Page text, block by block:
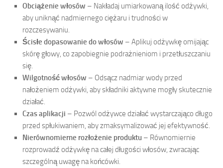
Obciążenie włosów – Nakładaj umiarkowaną ilość odżywki,
aby uniknąć nadmiernego ciężaru i trudności w
rozczesywaniu.
Ścisłe dopasowanie do włosów – Aplikuj odżywkę omijając
skórę głowy, co zapobiegnie podrażnieniom i przetłuszczaniu
się.
Wilgotność włosów – Odsącz nadmiar wody przed
nałożeniem odżywki, aby składniki aktywne mogły skutecznie
działać.
Czas aplikacji – Pozwól odżywce działać wystarczająco długo
przed spłukiwaniem, aby zmaksymalizować jej efektywność.
Nierównomierne rozłożenie produktu – Równomiernie
rozprowadź odżywkę na całej długości włosów, zwracając
szczególną uwagę na końcówki.